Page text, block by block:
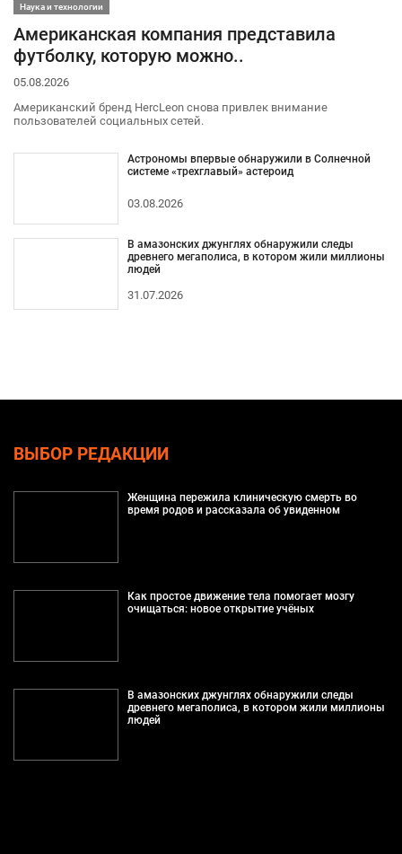
Наука и технологии
Американская компания представила
футболку, которую можно..
05.08.2026
Американский бренд HercLeon снова привлек внимание
пользователей социальных сетей.
Астрономы впервые обнаружили в Солнечной
системе «трехглавый» астероид
03.08.2026
В амазонских джунглях обнаружили следы
древнего мегаполиса, в котором жили миллионы
людей
31.07.2026
ВЫБОР РЕДАКЦИИ
Женщина пережила клиническую смерть во
время родов и рассказала об увиденном
Как простое движение тела помогает мозгу
очищаться: новое открытие учёных
В амазонских джунглях обнаружили следы
древнего мегаполиса, в котором жили миллионы
людей